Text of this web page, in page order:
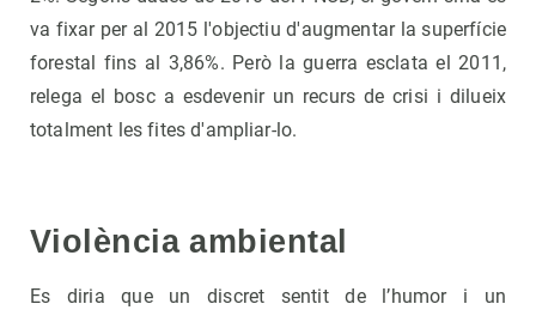
va fixar per al 2015 l'objectiu d'augmentar la superfície
forestal fins al 3,86%. Però la guerra esclata el 2011,
relega el bosc a esdevenir un recurs de crisi i dilueix
totalment les fites d'ampliar-lo.
Violència ambiental
Es diria que un discret sentit de l’humor i un